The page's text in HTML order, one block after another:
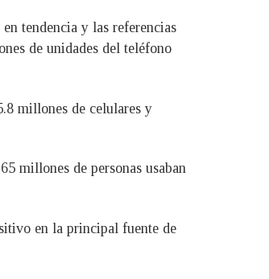
tendencia y las referencias
de unidades del teléfono
millones de celulares y
millones de personas usaban
en la principal fuente de